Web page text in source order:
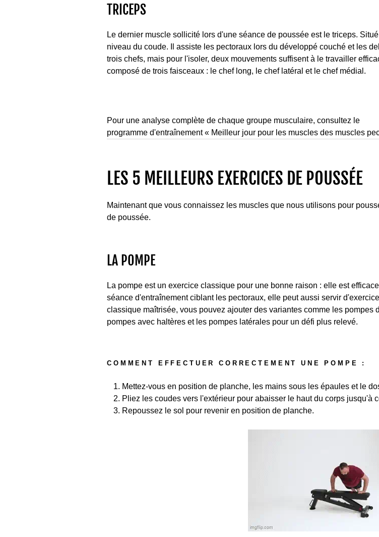
TRICEPS
Le dernier muscle sollicité lors d'une séance de poussée est le triceps.
niveau du coude. Il assiste les pectoraux lors du développé couché et les
trois chefs, mais pour l'isoler, deux mouvements suffisent à le travailler
composé de trois faisceaux : le chef long, le chef latéral et le chef médial.
Pour une analyse complète de chaque groupe musculaire, consultez le
programme d'entraînement « Meilleur jour pour les muscles des muscles
LES 5 MEILLEURS EXERCICES DE POUSSÉE
Maintenant que vous connaissez les muscles que nous utilisons pour
de poussée.
LA POMPE
La pompe est un exercice classique pour une bonne raison : elle est
séance d'entraînement ciblant les pectoraux, elle peut aussi servir
classique maîtrisée, vous pouvez ajouter des variantes comme les
pompes avec haltères et les pompes latérales pour un défi plus relevé.
COMMENT EFFECTUER CORRECTEMENT UNE POMPE :
Mettez-vous en position de planche, les mains sous les épaules et le
Pliez les coudes vers l'extérieur pour abaisser le haut du corps jusqu'à
Repoussez le sol pour revenir en position de planche.